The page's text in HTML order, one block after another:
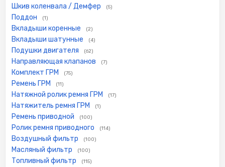
Шкив коленвала / Демфер (5)
Поддон (1)
Вкладыши коренные (2)
Вкладыши шатунные (4)
Подушки двигателя (62)
Направляющая клапанов (7)
Комплект ГРМ (75)
Ремень ГРМ (11)
Натяжной ролик ремня ГРМ (17)
Натяжитель ремня ГРМ (1)
Ремень приводной (100)
Ролик ремня приводного (114)
Воздушный фильтр (100)
Масляный фильтр (100)
Топливный фильтр (115)